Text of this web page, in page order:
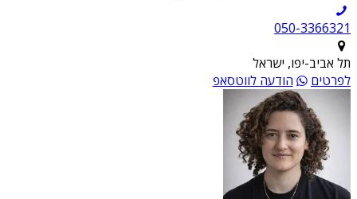
050-3366321
תל אביב-יפו, ישראל
לפרטים
הודעה לווטסאפ